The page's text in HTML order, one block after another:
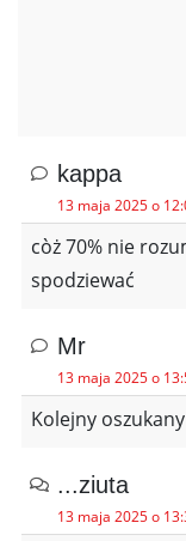
kappa
13 maja 2025 o
còż 70% nie
spodziewać
Mr
13 maja 2025 o
Kolejny
...ziuta
13 maja 2025 o